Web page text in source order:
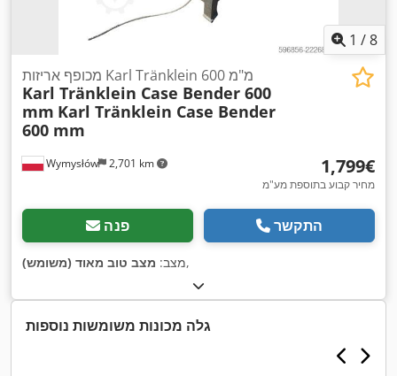
1 /8
Wymysłów 2,701 km
מכופף אריזות Karl Tränklein 600 מ"מ
Karl Tränklein Case Bender 600
mm Karl Tränklein Case Bender
600 mm
‏1,799 ‏€
מחיר קבוע בתוספת מע"מ
פנה התקשר
מצב: מצב טוב מאוד (משומש) ,
גלה מכונות משומשות נוספות